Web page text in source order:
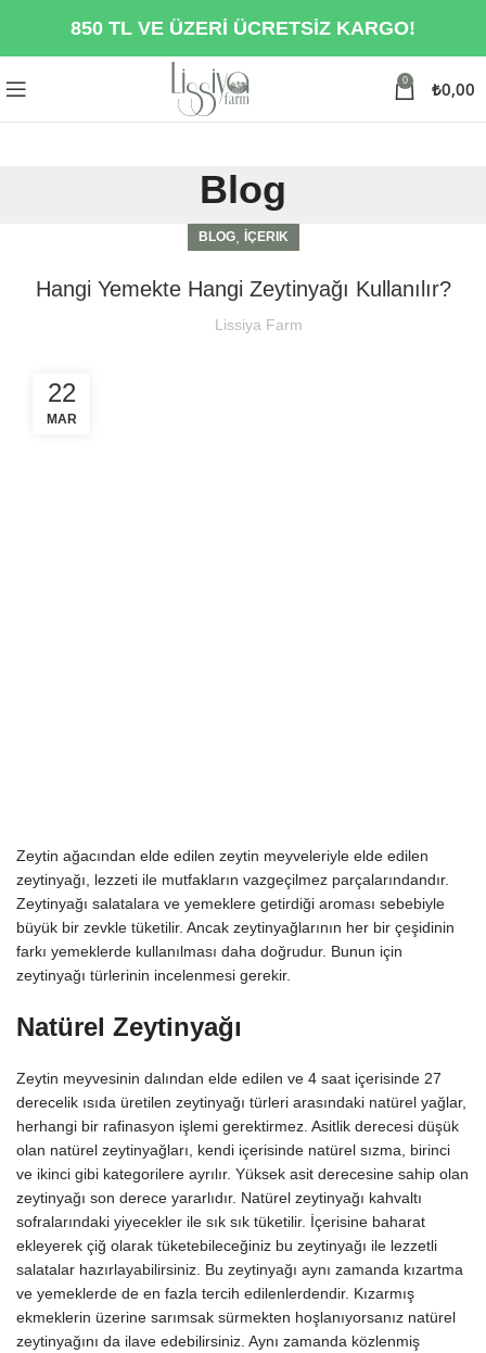
850 TL VE ÜZERİ ÜCRETSİZ KARGO!
0 ₺0,00
Blog
BLOG, İÇERIK
Hangi Yemekte Hangi Zeytinyağı Kullanılır?
Lissiya Farm
22
MAR
Zeytin ağacından elde edilen zeytin meyveleriyle elde edilen
zeytinyağı, lezzeti ile mutfakların vazgeçilmez parçalarındandır.
Zeytinyağı salatalara ve yemeklere getirdiği aroması sebebiyle
büyük bir zevkle tüketilir. Ancak zeytinyağlarının her bir çeşidinin
farkı yemeklerde kullanılması daha doğrudur. Bunun için
zeytinyağı türlerinin incelenmesi gerekir.
Natürel Zeytinyağı
Zeytin meyvesinin dalından elde edilen ve 4 saat içerisinde 27
derecelik ısıda üretilen zeytinyağı türleri arasındaki natürel yağlar,
herhangi bir rafinasyon işlemi gerektirmez. Asitlik derecesi düşük
olan natürel zeytinyağları, kendi içerisinde natürel sızma, birinci
ve ikinci gibi kategorilere ayrılır. Yüksek asit derecesine sahip olan
zeytinyağı son derece yararlıdır. Natürel zeytinyağı kahvaltı
sofralarındaki yiyecekler ile sık sık tüketilir. İçerisine baharat
ekleyerek çiğ olarak tüketebileceğiniz bu zeytinyağı ile lezzetli
salatalar hazırlayabilirsiniz. Bu zeytinyağı aynı zamanda kızartma
ve yemeklerde de en fazla tercih edilenlerdendir. Kızarmış
ekmeklerin üzerine sarımsak sürmekten hoşlanıyorsanız natürel
zeytinyağını da ilave edebilirsiniz. Aynı zamanda közlenmiş